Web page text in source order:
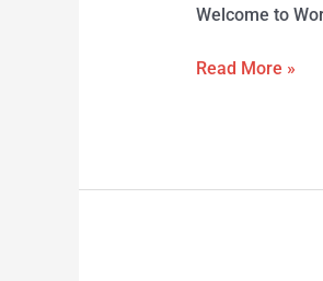
Welcome to
Read More »